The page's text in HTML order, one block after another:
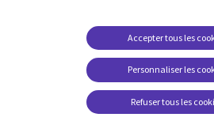
Personnaliser les
Accepter tous les
Refuser tous les